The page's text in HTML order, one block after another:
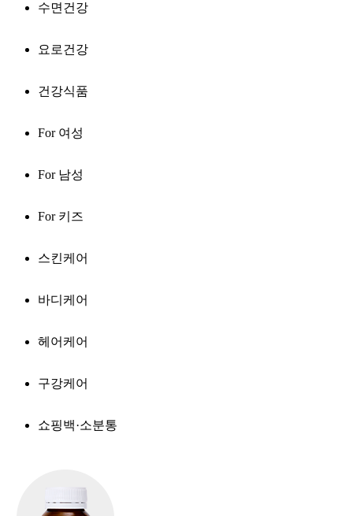
수면건강
요로건강
건강식품
For 여성
For 남성
For 키즈
스킨케어
바디케어
헤어케어
구강케어
쇼핑백·소분통